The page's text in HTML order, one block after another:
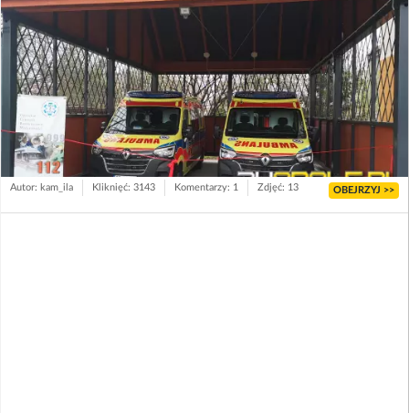
Autor: kam_ila Kliknięć: 3143 Komentarzy: 1 Zdjęć: 13 OBEJRZYJ >>